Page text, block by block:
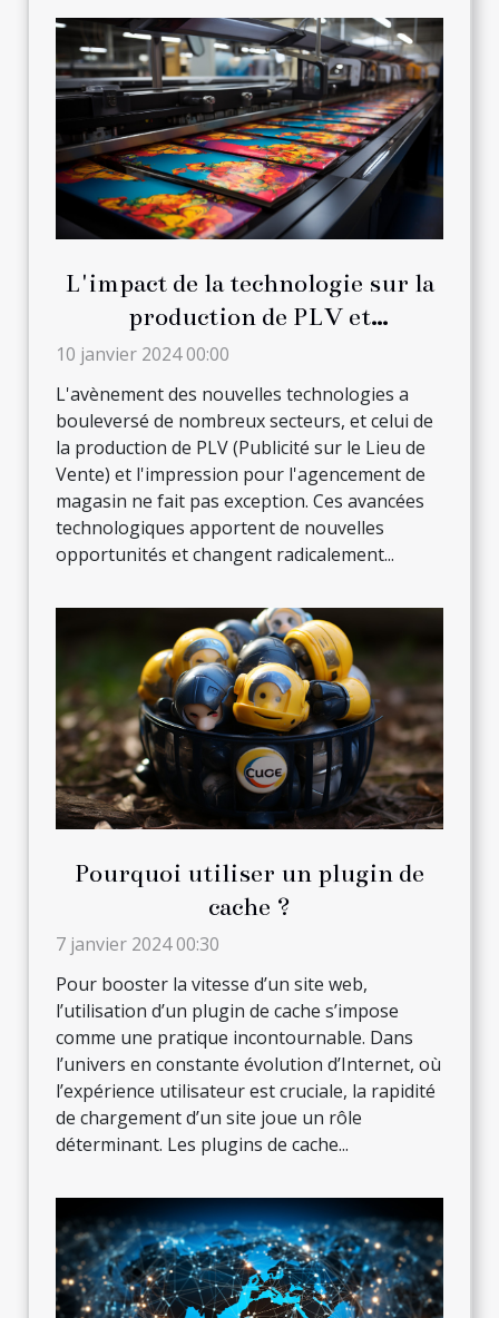
L'impact de la technologie sur la
production de PLV et
l'impression pour l'agencement
de magasin
10 janvier 2024 00:00
L'avènement des nouvelles technologies a
bouleversé de nombreux secteurs, et celui de
la production de PLV (Publicité sur le Lieu de
Vente) et l'impression pour l'agencement de
magasin ne fait pas exception. Ces avancées
technologiques apportent de nouvelles
opportunités et changent radicalement...
Pourquoi utiliser un plugin de
cache ?
7 janvier 2024 00:30
Pour booster la vitesse d’un site web,
l’utilisation d’un plugin de cache s’impose
comme une pratique incontournable. Dans
l’univers en constante évolution d’Internet, où
l’expérience utilisateur est cruciale, la rapidité
de chargement d’un site joue un rôle
déterminant. Les plugins de cache...